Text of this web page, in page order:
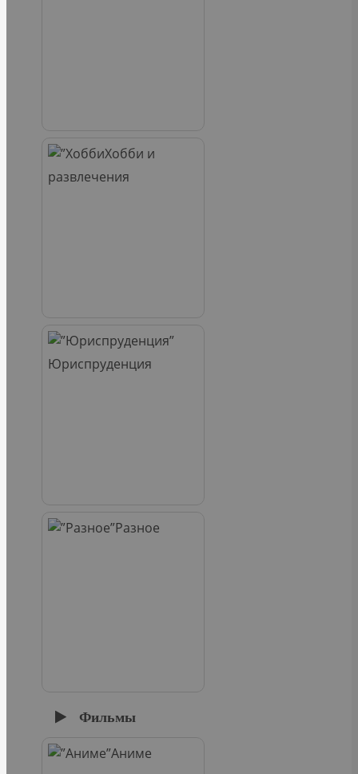
Хобби и
развлечения
Юриспруденция
Разное
Фильмы
Аниме